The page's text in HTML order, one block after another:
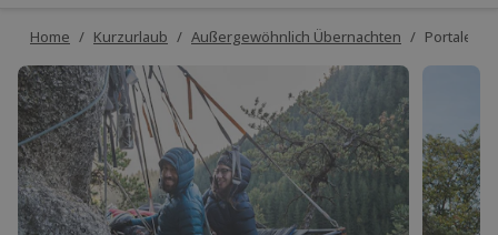
Home / Kurzurlaub / Außergewöhnlich Übernachten /